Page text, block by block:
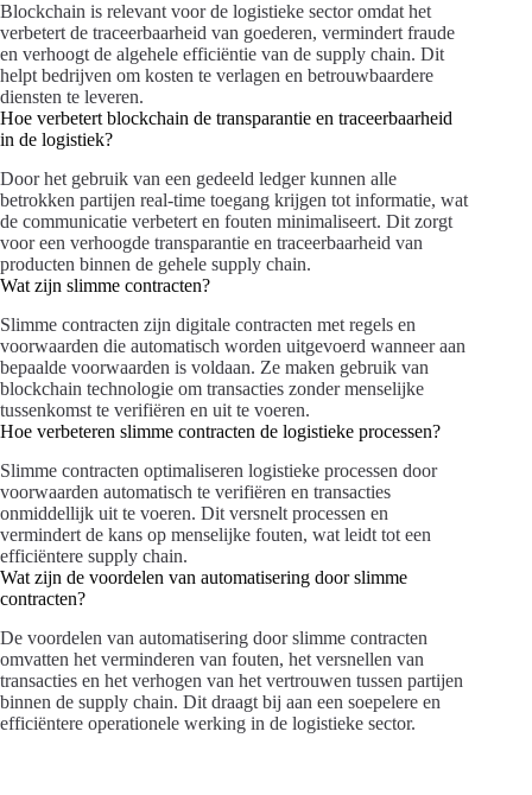
Blockchain is relevant voor de logistieke sector omdat het
verbetert de traceerbaarheid van goederen, vermindert fraude
en verhoogt de algehele efficiëntie van de supply chain. Dit
helpt bedrijven om kosten te verlagen en betrouwbaardere
diensten te leveren.
Hoe verbetert blockchain de transparantie en traceerbaarheid
in de logistiek?
Door het gebruik van een gedeeld ledger kunnen alle
betrokken partijen real-time toegang krijgen tot informatie, wat
de communicatie verbetert en fouten minimaliseert. Dit zorgt
voor een verhoogde transparantie en traceerbaarheid van
producten binnen de gehele supply chain.
Wat zijn slimme contracten?
Slimme contracten zijn digitale contracten met regels en
voorwaarden die automatisch worden uitgevoerd wanneer aan
bepaalde voorwaarden is voldaan. Ze maken gebruik van
blockchain technologie om transacties zonder menselijke
tussenkomst te verifiëren en uit te voeren.
Hoe verbeteren slimme contracten de logistieke processen?
Slimme contracten optimaliseren logistieke processen door
voorwaarden automatisch te verifiëren en transacties
onmiddellijk uit te voeren. Dit versnelt processen en
vermindert de kans op menselijke fouten, wat leidt tot een
efficiëntere supply chain.
Wat zijn de voordelen van automatisering door slimme
contracten?
De voordelen van automatisering door slimme contracten
omvatten het verminderen van fouten, het versnellen van
transacties en het verhogen van het vertrouwen tussen partijen
binnen de supply chain. Dit draagt bij aan een soepelere en
efficiëntere operationele werking in de logistieke sector.